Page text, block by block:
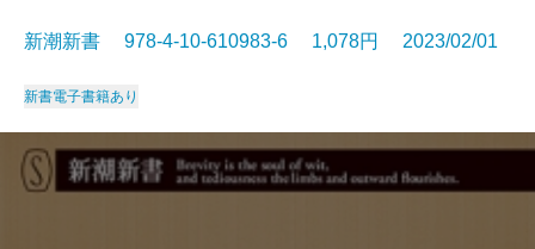
新潮新書 978-4-10-610983-6 1,078円 2023/02/01
新書電子書籍あり